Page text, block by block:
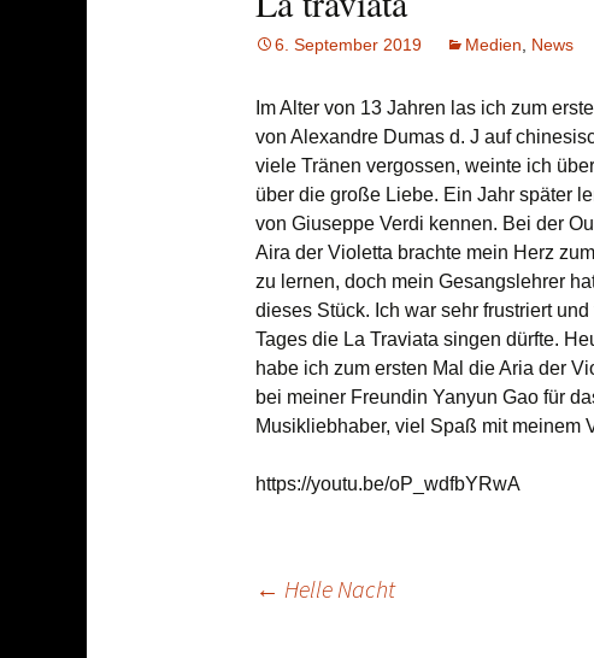
Musik
6. September 2019 Medien News
Im Alter von 13 Jahren las ich zum
von Alexandre Dumas d. J auf
viele Tränen vergossen, weinte ich
über die große Liebe. Ein Jahr später
von Giuseppe Verdi kennen. Bei der
Aira der Violetta brachte mein Herz
zu lernen, doch mein Gesangslehrer
dieses Stück. Ich war sehr frustriert
Tages die La Traviata singen dürfte.
habe ich zum ersten Mal die Aria der
bei meiner Freundin Yanyun Gao für
Musikliebhaber, viel Spaß mit meinem
https://youtu.be/oP_wdfbYRwA
← Helle Nacht